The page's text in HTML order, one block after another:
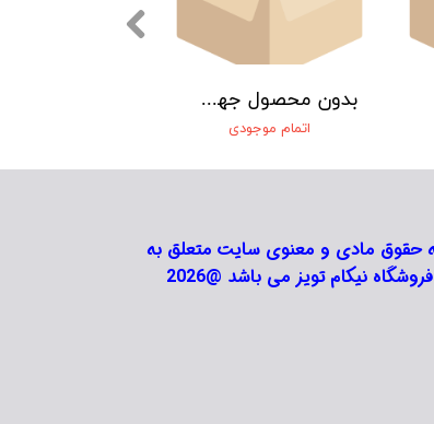
بدون محصول جهت نمایش
اتمام موجودی
فروشگاه نیکام تویز می باشد @2026